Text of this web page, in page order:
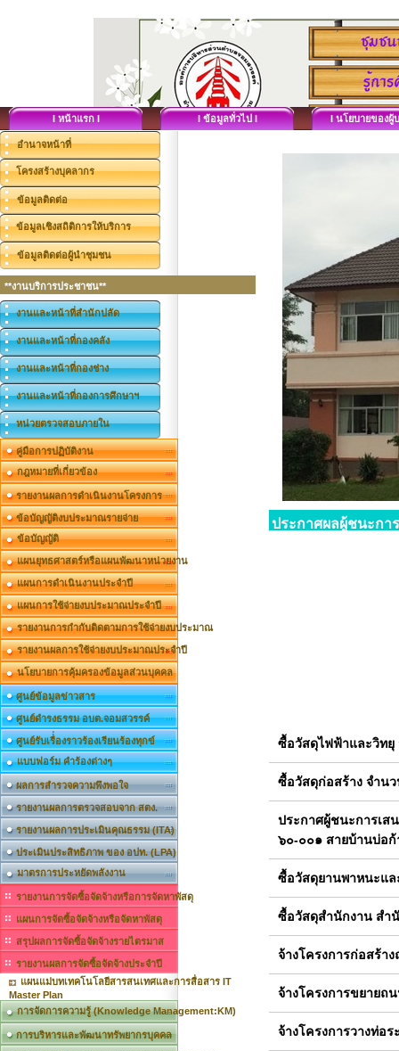
I หน้าแรก I I ข้อมูลทั่วไป I I นโยบายของผู้
อำนาจหน้าที่
โครงสร้างบุคลากร
ข้อมูลติดต่อ
ข้อมูลเชิงสถิติการให้บริการ
ข้อมูลติดต่อผู้นำชุมชน
**งานบริการประชาชน**
งานและหน้าที่สำนักปลัด
งานและหน้าที่กองคลัง
งานและหน้าที่กองช่าง
งานและหน้าที่กองการศึกษาฯ
หน่วยตรวจสอบภายใน
คู่มือการปฏิบัติงาน
กฎหมายที่เกี่ยวข้อง
รายงานผลการดำเนินงานโครงการ
ข้อบัญญัติงบประมาณรายจ่าย
ข้อบัญญัติ
แผนยุทธศาสตร์หรือแผนพัฒนาหน่วยงาน
แผนการดำเนินงานประจำปี
แผนการใช้จ่ายงบประมาณประจำปี
รายงานการกำกับติดตามการใช้จ่ายงบประมาณ
รายงานผลการใช้จ่ายงบประมาณประจำปี
นโยบายการคุ้มครองข้อมูลส่วนบุคคล
ศูนย์ข้อมูลข่าวสาร
ศูนย์ดำรงธรรม อบต.จอมสวรรค์
ศูนย์รับเรื่่องราวร้องเรียนร้องทุกข์
แบบฟอร์ม คำร้องต่างๆ
ผลการสำรวจความพึงพอใจ
รายงานผลการตรวจสอบจาก สตง.
รายงานผลการประเมินคุณธรรม (ITA)
ประเมินประสิทธิภาพ ของ อปท. (LPA)
มาตรการประหยัดพลังงาน
รายงานการจัดซื้อจัดจ้างหรือการจัดหาพัสดุ
แผนการจัดซื้อจัดจ้างหรือจัดหาพัสดุ
สรุปผลการจัดซื้อจัดจ้างรายไตรมาส
รายงานผลการจัดซื้อจัดจ้างประจำปี
แผนแม่บทเทคโนโลยีสารสนเทศและการสื่อสาร IT
Master Plan
การจัดการความรู้ (Knowledge Management:KM)
การบริหารและพัฒนาทรัพยากรบุคคล
ประกาศผลผู้ชนะกา
ซื้อวัสดุไฟฟ้าและวิทยุ
ซื้อวัสดุก่อสร้าง จำนว
ประกาศผู้ชนะการเส
๖๐-๐๐๑ สายบ้านบ่อ
ซื้อวัสดุยานพาหนะแล
ซื้อวัสดุสำนักงาน สำนั
จ้างโครงการก่อสร้า
จ้างโครงการขยายถ
จ้างโครงการวางท่อ